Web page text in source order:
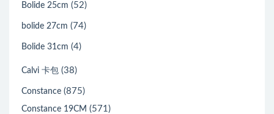
Bolide 25cm (52)
bolide 27cm (74)
Bolide 31cm (4)
Calvi 卡包 (38)
Constance (875)
Constance 19CM (571)